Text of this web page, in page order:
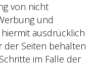
von nicht
und
ausdrücklich
der Seiten behalten
im Falle der